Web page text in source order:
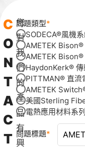
C
O
N
T
A
C
T
您
對
我
們
的
產
品
有
興
問題類型
SODECA®風機
AMETEK
AMETEK
HaydonKerk®
PITTMAN® 直流
AMETEK
美國Sterling
電熱應用材料系列
問題標題